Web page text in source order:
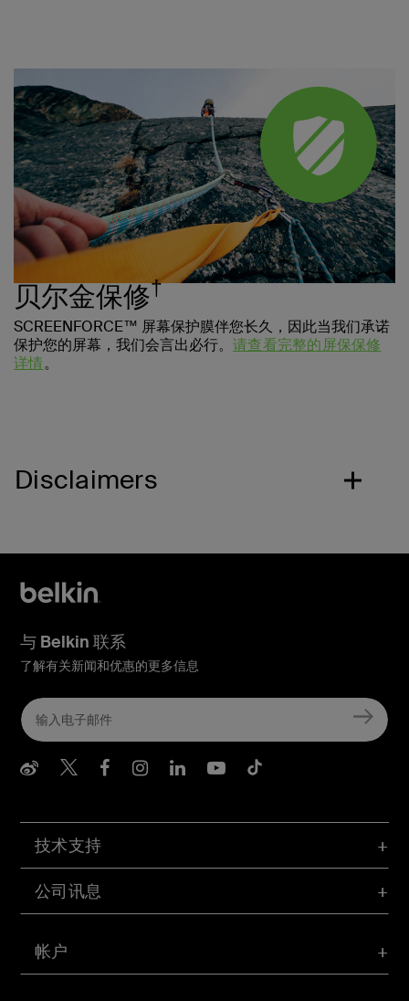
贝尔金保修†
SCREENFORCE™ 屏幕保护膜伴您长久，因此当我们承诺
保护您的屏幕，我们会言出必行。 请查看完整的屏保保修
详情。
Disclaimers
帐户
技术支持
公司讯息
与 Belkin 联系
了解有关新闻和优惠的更多信息
Belkin Weibo
Belkin Twitter
Belkin Facebook
Belkin Instagram
Belkin LInkedIn
Belkin Youtube
Belkin